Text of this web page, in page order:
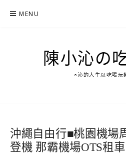
MENU
陳小沁の
○沁的人生以吃喝玩
沖繩自由行■桃園機場
登機 那霸機場OTS租車